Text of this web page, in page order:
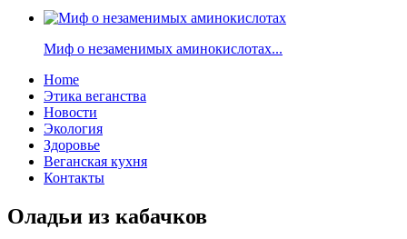
Миф о незаменимых аминокислотах...
Home
Этика веганства
Новости
Экология
Здоровье
Веганская кухня
Контакты
Оладьи из кабачков